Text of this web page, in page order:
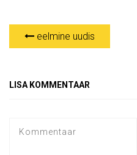
eelmine uudis
LISA KOMMENTAAR